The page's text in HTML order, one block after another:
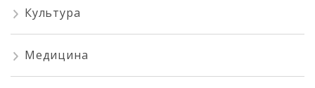
Культура
Медицина